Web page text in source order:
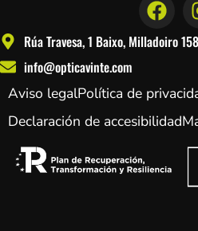
Rúa Travesa, 1 Baixo, Milladoiro
info@opticavinte.com
Aviso legalPolítica de
Declaración de accesibilidad